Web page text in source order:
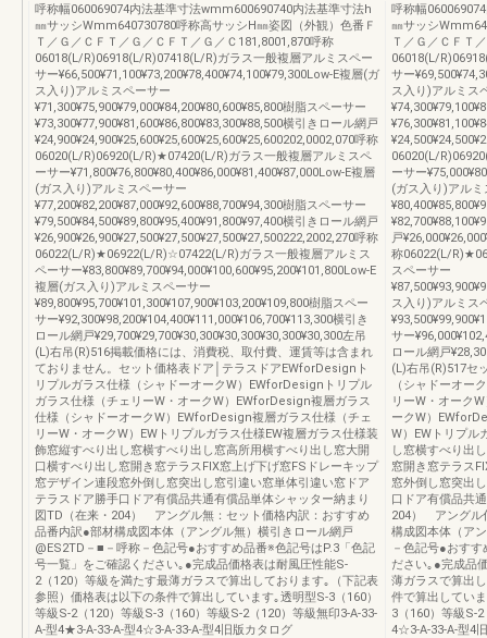
呼称幅060069074内法基準寸法wmm600690740内法基準寸法h
㎜サッシWmm640730780呼称高サッシH㎜姿図（外観）色番Ｆ
Ｔ／Ｇ／ＣＦＴ／Ｇ／ＣＦＴ／Ｇ／Ｃ181,8001,870呼称
06018(L/R)06918(L/R)07418(L/R)ガラス一般複層アルミスペー
サー¥66,500¥71,100¥73,200¥78,400¥74,100¥79,300Low-E複層(ガ
ス入り)アルミスペーサー
¥71,300¥75,900¥79,000¥84,200¥80,600¥85,800樹脂スペーサー
¥73,300¥77,900¥81,600¥86,800¥83,300¥88,500横引きロール網戸
¥24,900¥24,900¥25,600¥25,600¥25,600¥25,600202,0002,070呼称
06020(L/R)06920(L/R)★07420(L/R)ガラス一般複層アルミスペ
ーサー¥71,800¥76,800¥80,400¥86,000¥81,400¥87,000Low-E複層
(ガス入り)アルミスペーサー
¥77,200¥82,200¥87,000¥92,600¥88,700¥94,300樹脂スペーサー
¥79,500¥84,500¥89,800¥95,400¥91,800¥97,400横引きロール網戸
¥26,900¥26,900¥27,500¥27,500¥27,500¥27,500222,2002,270呼称
06022(L/R)★06922(L/R)☆07422(L/R)ガラス一般複層アルミス
ペーサー¥83,800¥89,700¥94,000¥100,600¥95,200¥101,800Low-E
複層(ガス入り)アルミスペーサー
¥89,800¥95,700¥101,300¥107,900¥103,200¥109,800樹脂スペー
サー¥92,300¥98,200¥104,400¥111,000¥106,700¥113,300横引き
ロール網戸¥29,700¥29,700¥30,300¥30,300¥30,300¥30,300左吊
(L)右吊(R)516掲載価格には、消費税、取付費、運賃等は含まれ
ておりません。セット価格表ドア│テラスドアEWforDesignト
リプルガラス仕様（シャドーオークW）EWforDesignトリプル
ガラス仕様（チェリーW・オークW）EWforDesign複層ガラス
仕様（シャドーオークW）EWforDesign複層ガラス仕様（チェ
リーW・オークW）EWトリプルガラス仕様EW複層ガラス仕様装
飾窓縦すべり出し窓横すべり出し窓高所用横すべり出し窓大開
口横すべり出し窓開き窓テラスFIX窓上げ下げ窓FSドレーキップ
窓デザイン連段窓外倒し窓突出し窓引違い窓単体引違い窓ドア
テラスドア勝手口ドア有償品共通有償品単体シャッター納まり
図TD（在来・204） アングル無：セット価格内訳：おすすめ
品番内訳●部材構成図本体（アングル無）横引きロール網戸
@ES2TD－■－呼称－色記号●おすすめ品番※色記号はP.3「色記
号一覧」をご確認ください｡●完成品価格表は耐風圧性能S-
2（120）等級を満たす最薄ガラスで算出しております｡（下記表
参照）価格表は以下の条件で算出しています｡透明型S-3（160）
等級S-2（120）等級S-3（160）等級S-2（120）等級無印3-A-33-
A-型4★3-A-33-A-型4☆3-A-33-A-型4旧版カタログ
呼称幅
㎜サッシ
Ｔ／Ｇ／ＣＦＴ
06018(L/
サー
ス入り)アルミス
06020(L/
ーサー
(ガス入り)アル
戸
称06022(L/
スペーサー
ス入り)アルミス
サー
ロール網戸
(L)右吊(R)517セ
（シャドーオー
リーW・オーク
ークW）
W）EWトリプル
し窓横すべり出
窓開き窓テラス
窓外倒し窓突出
口ドア有償品共
204） アングル
構成図本体（ア
－色記号●おす
ださい｡●完成品
薄ガラスで算出
件で算出してい
3（160）等級S-
4☆3-A-33-A-型4